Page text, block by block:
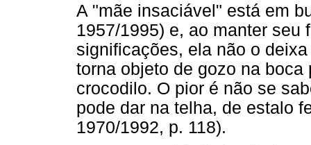
A "mãe insaciável" está em
1957/1995) e, ao manter
significações, ela não o
torna objeto de gozo na
crocodilo. O pior é não se
pode dar na telha, de estalo
1970/1992, p. 118).